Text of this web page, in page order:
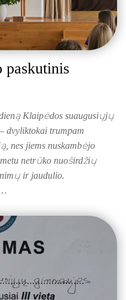
paskutinis
Klaipėdos suaugusiųjų
dvyliktokai trumpam
nes jiems nuskambėjo
netrūko nuoširdžių
ir jaudulio.